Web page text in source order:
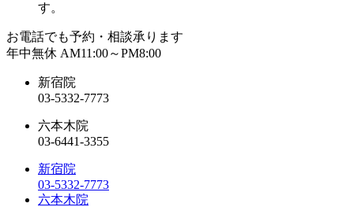
す。
お電話でも予約・相談承ります
年中無休 AM11:00～PM8:00
新宿院
03-5332-7773
六本木院
03-6441-3355
新宿院
03-5332-7773
六本木院